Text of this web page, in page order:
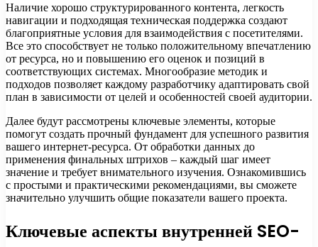
Наличие хорошо структурированного контента, легкость
навигации и подходящая техническая поддержка создают
благоприятные условия для взаимодействия с посетителями.
Все это способствует не только положительному впечатлению
от ресурса, но и повышению его оценок и позиций в
соответствующих системах. Многообразие методик и
подходов позволяет каждому разработчику адаптировать свой
план в зависимости от целей и особенностей своей аудитории.
Далее будут рассмотрены ключевые элементы, которые
помогут создать прочный фундамент для успешного развития
вашего интернет-ресурса. От обработки данных до
применения финальных штрихов – каждый шаг имеет
значение и требует внимательного изучения. Ознакомившись
с простыми и практическими рекомендациями, вы сможете
значительно улучшить общие показатели вашего проекта.
Ключевые аспекты внутренней SEO-